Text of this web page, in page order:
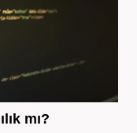
mı?